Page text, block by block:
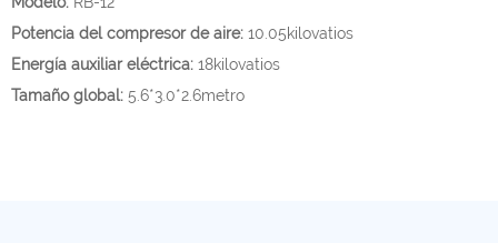
Potencia del compresor de aire: 10.05kilovatios
Energía auxiliar eléctrica: 18kilovatios
Tamaño global: 5.6*3.0*2.6metro